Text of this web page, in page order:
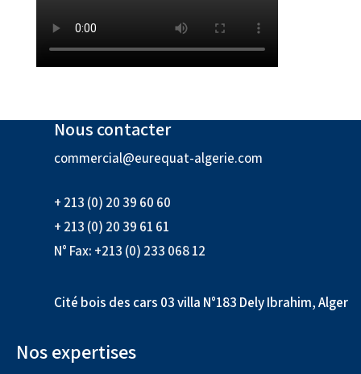
Nous contacter
commercial@eurequat-algerie.com
+ 213 (0) 20 39 60 60
+ 213 (0) 20 39 61 61
N° Fax: +213 (0) 233 068 12
Cité bois des cars 03 villa N°183 Dely Ibrahim, Alger
Nos expertises